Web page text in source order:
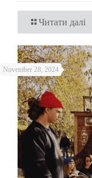
Читати далі
November 28, 2024